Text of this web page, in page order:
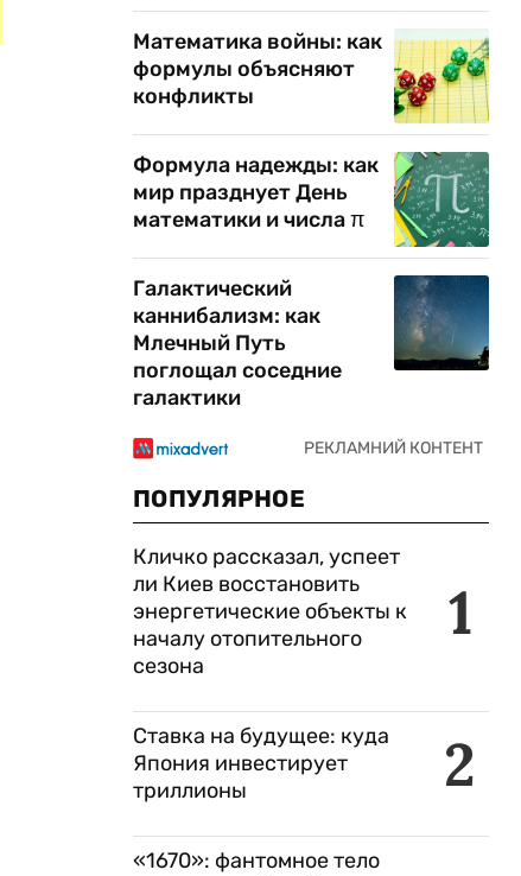
Математика войны: как
формулы объясняют
конфликты
Формула надежды: как
мир празднует День
математики и числа π
Галактический
каннибализм: как
Млечный Путь
поглощал соседние
галактики
ПОПУЛЯРНОЕ
1
Кличко рассказал, успеет
ли Киев восстановить
энергетические объекты к
началу отопительного
сезона
2
Ставка на будущее: куда
Япония инвестирует
триллионы
«1670»: фантомное тело